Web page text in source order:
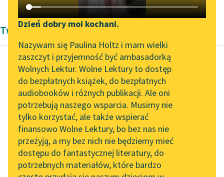
Katalog DAISY
Podkasty o książkach
Zgłoś brak utworu
Aktualności
Zapraszamy na spotkanie
online z tłumaczkami
literatury skandynawskiej
Spotkanie z Katarzyną
Tunkiel w Oslo
Wolne Lektury na 32.
Pol’and’Rock Festivalu
„Kochanek Lady
Narzędzia
Mapa Wolnych Lektur
Leśmianator
Przewodnik dla piszących i
czytających
API
OAI-PMH
Dzień dobry moi kochani.
Nazywam się Paulina Holtz i mam wielki
zaszczyt i przyjemność być ambasadorką
Wolnych Lektur. Wolne Lektury to dostęp
do bezpłatnych książek, do bezpłatnych
audiobooków i różnych publikacji. Ale oni
potrzebują naszego wsparcia. Musimy nie
tylko korzystać, ale także wspierać
finansowo Wolne Lektury, bo bez nas nie
przeżyją, a my bez nich nie będziemy mieć
dostępu do fantastycznej literatury, do
potrzebnych materiałów, które bardzo
Twórczość Michał Dymitr Krajewski
Michał Dymitr Krajewski
Woyciech
Zdarzyński, życie i
przypadki swoje
opisuiący
Za czasów moich był